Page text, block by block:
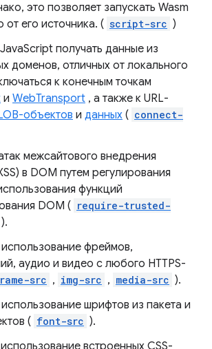
это позволяет запускать Wasm
от его источника. ( script-src )
получать данные из
доменов, отличных от локального
к конечным точкам
и WebTransport , а также к URL-
объектов и данных ( connect-
межсайтового внедрения
в DOM путем регулирования
функций
DOM ( require-trusted-
).
фреймов,
аудио и видео с любого HTTPS-
src , img-src , media-src ).
шрифтов из пакета и
( font-src ).
встроенных CSS-